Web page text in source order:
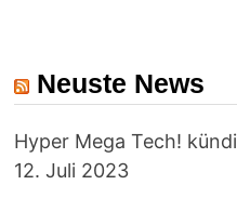
Neuste News
Hyper Mega Tech!
12. Juli 2023